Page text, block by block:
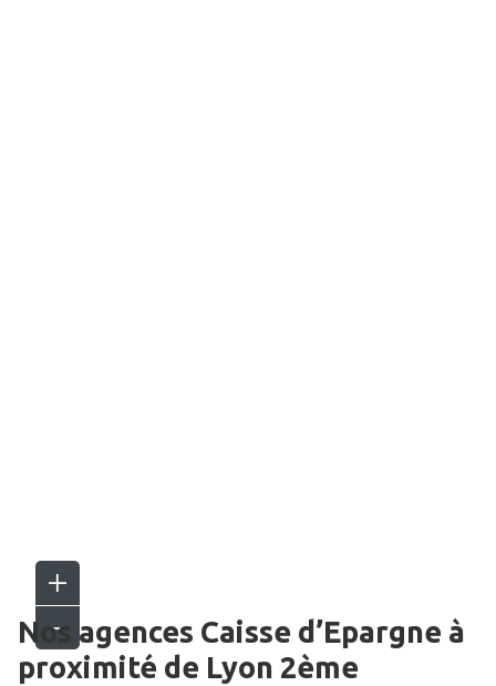
Nos agences Caisse d’Epargne à
proximité de Lyon 2ème